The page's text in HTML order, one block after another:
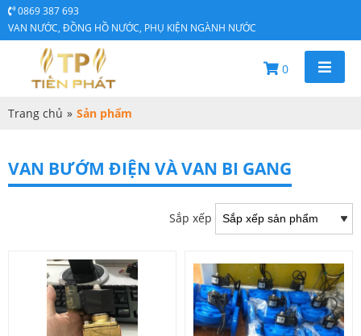
0869 387 693
VAN NƯỚC, ĐỒNG HỒ NƯỚC, PHỤ KIỆN NGÀNH NƯỚC
0
Trang chủ » Sản phẩm
VAN BƯỚM ĐIỆN VÀ VAN BI GANG
Sắp xếp